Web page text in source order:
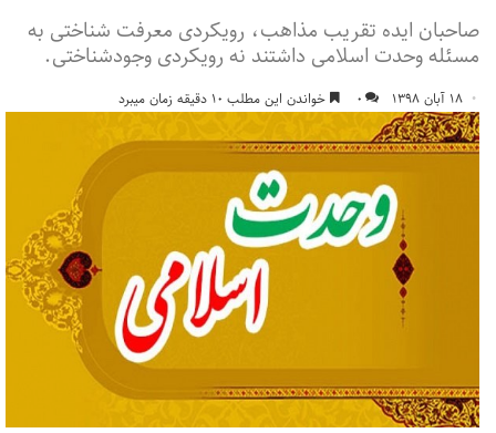
صاحبان ایده تقریب مذاهب، رویکردی معرفت شناختی به
مسئله وحدت اسلامی داشتند نه رویکردی وجودشناختی.
۱۸ آبان ۱۳۹۸ ۰ خواندن این مطلب ۱۰ دقیقه زمان میبرد